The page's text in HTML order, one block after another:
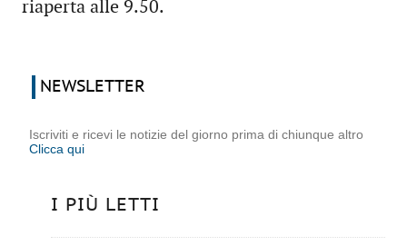
riaperta alle 9.50.
NEWSLETTER
Iscriviti e ricevi le notizie del giorno prima di chiunque altro
Clicca qui
I PIÙ LETTI